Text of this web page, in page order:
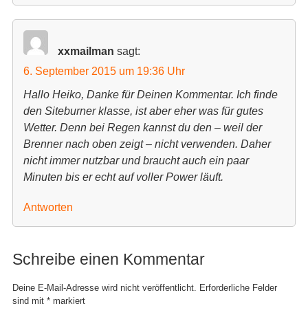
xxmailman sagt:
6. September 2015 um 19:36 Uhr
Hallo Heiko, Danke für Deinen Kommentar. Ich finde
den Siteburner klasse, ist aber eher was für gutes
Wetter. Denn bei Regen kannst du den – weil der
Brenner nach oben zeigt – nicht verwenden. Daher
nicht immer nutzbar und braucht auch ein paar
Minuten bis er echt auf voller Power läuft.
Antworten
Schreibe einen Kommentar
Deine E-Mail-Adresse wird nicht veröffentlicht. Erforderliche Felder
sind mit *markiert